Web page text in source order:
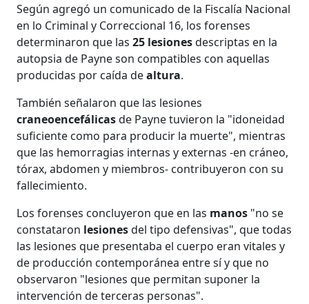
Según agregó un comunicado de la Fiscalía Nacional
en lo Criminal y Correccional 16, los forenses
determinaron que las 25 lesionesdescriptas en la
autopsia de Payne son compatibles con aquellas
producidas por caída dealtura.
También señalaron que las lesiones
craneoencefálicasde Payne tuvieron la "idoneidad
suficiente como para producir la muerte", mientras
que las hemorragias internas y externas -en cráneo,
tórax, abdomen y miembros- contribuyeron con su
fallecimiento.
Los forenses concluyeron que en las manos "no se
constataron lesionesdel tipo defensivas", que todas
las lesiones que presentaba el cuerpo eran vitales y
de producción contemporánea entre sí y que no
observaron "lesiones que permitan suponer la
intervención de terceras personas".